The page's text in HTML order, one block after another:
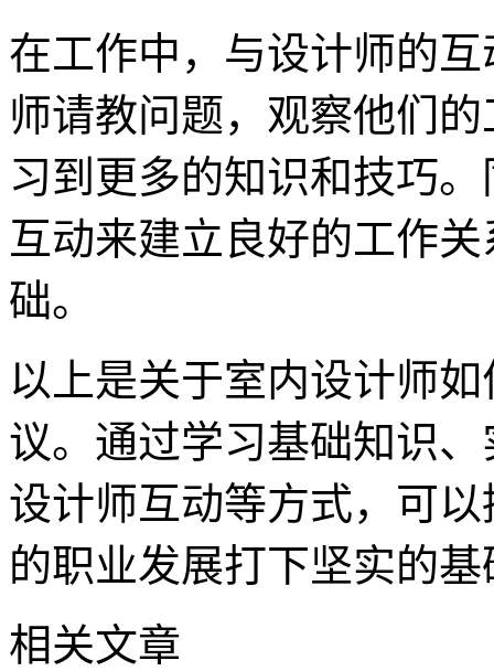
在工作中，与设计师的
师请教问题，观察他们
习到更多的知识和技巧
互动来建立良好的工作
础。
以上是关于室内设计师
议。通过学习基础知识
设计师互动等方式，可
的职业发展打下坚实的基
相关文章